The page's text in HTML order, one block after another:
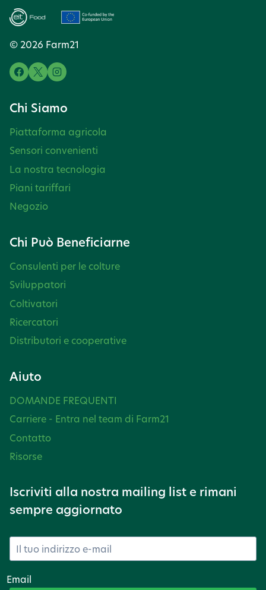
© 2026 Farm21
Chi Siamo
Piattaforma agricola
Sensori convenienti
La nostra tecnologia
Piani tariffari
Negozio
Chi Può Beneficiarne
Consulenti per le colture
Sviluppatori
Coltivatori
Ricercatori
Distributori e cooperative
Aiuto
DOMANDE FREQUENTI
Carriere - Entra nel team di Farm21
Contatto
Risorse
Iscriviti alla nostra mailing list e rimani
sempre aggiornato
Email